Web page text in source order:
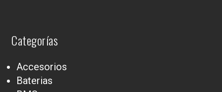
Categorías
Accesorios
Baterias